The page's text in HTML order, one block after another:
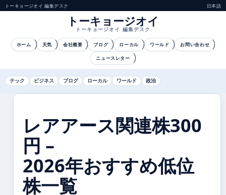
トーキョージオイ 編集デスク 日本語
トーキョージオイ
トーキョージオイ 編集デスク
ホーム 天気 会社概要 ブログ ローカル ワールド お問い合わせ
ニュースレター
テック ビジネス ブログ ローカル ワールド 政治
レアアース関連株300
円 –
2026年おすすめ低位
株一覧